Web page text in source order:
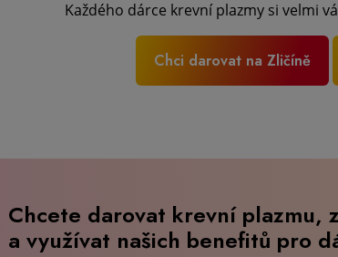
Každého dárce krevní plazmy si velmi
Chci darovat na Zličíně
Chcete darovat krevní plazmu,
a využívat našich benefitů pro